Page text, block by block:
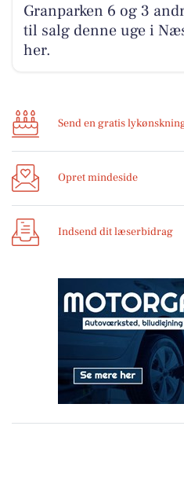
Granparken 6 og 3
til salg denne uge i
her.
Send en gratis
Opret mindeside
Indsend dit læserbidrag